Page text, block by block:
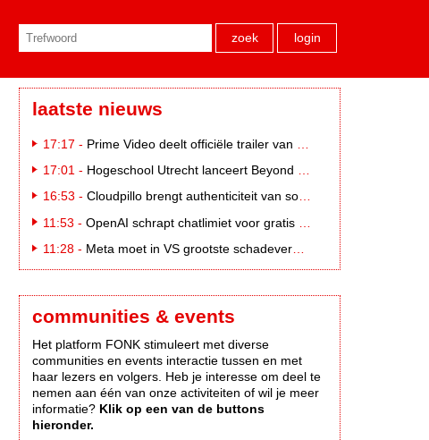
zoek login
laatste nieuws
17:17 - Prime Video deelt officiële trailer van L*VE KLEINE
17:01 - Hogeschool Utrecht lanceert Beyond Campus binnen International Creative Business
16:53 - Cloudpillo brengt authenticiteit van social naar tv
11:53 - OpenAI schrapt chatlimiet voor gratis ChatGPT-gebruikers
11:28 - Meta moet in VS grootste schadevergoeding ooit betalen: 567 miljoen dollar
communities & events
Het platform FONK stimuleert met diverse
communities en events interactie tussen en met
haar lezers en volgers. Heb je interesse om deel te
nemen aan één van onze activiteiten of wil je meer
informatie? Klik op een van de buttons
hieronder.